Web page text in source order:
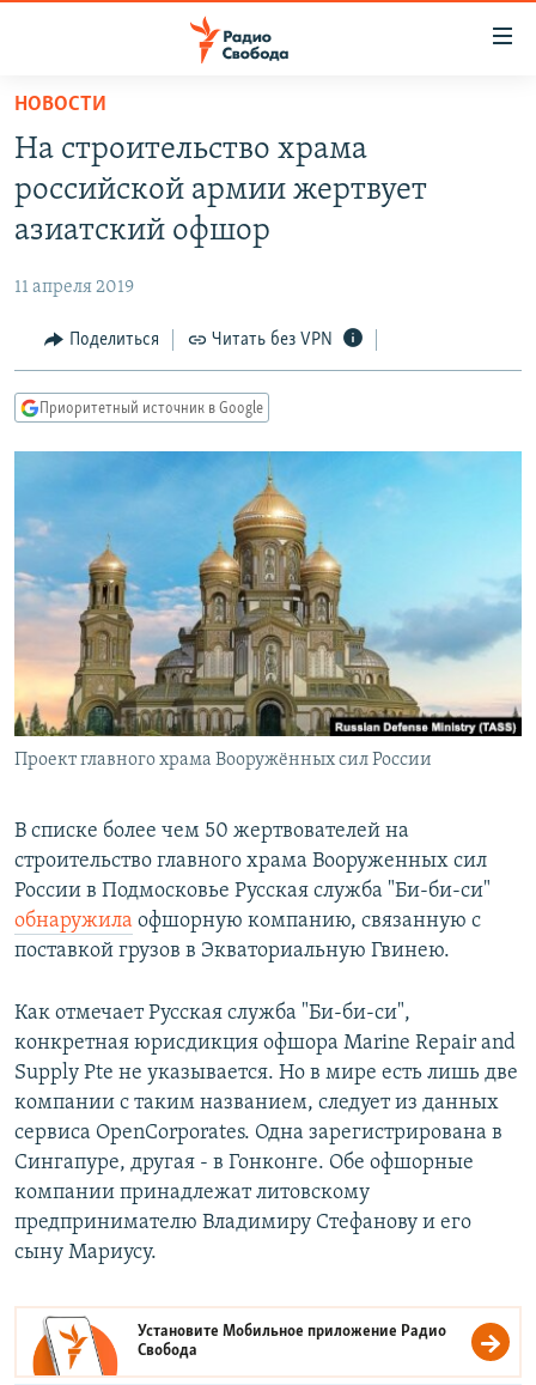
упрощенного
доступа
основному
Вернутся
Вернутся
ПОДКАСТЫ
АВТОРСКИЕ ПРОЕКТЫ
МНЕНИЯ
КУЛЬТУРА
КАВКАЗ.РЕАЛИИ
СИБИРЬ.РЕАЛИИ
РАСПИСАНИЕ ВЕЩАНИЯ
ПОДПИШИТЕСЬ НА РАССЫЛКУ
СОЦИАЛЬНЫЕ СЕТИ
Все сайты РСЕ/РС
НОВОСТИ
На строительство храма
российской армии жертвует
азиатский офшор
11 апреля 2019
Поделиться Читать без VPN
Приоритетный источник в Google
Проект главного храма Вооружённых сил России
В списке более чем 50 жертвователей на
строительство главного храма Вооруженных сил
России в Подмосковье Русская служба "Би-би-си"
обнаружила офшорную компанию, связанную с
поставкой грузов в Экваториальную Гвинею.
Как отмечает Русская служба "Би-би-си",
конкретная юрисдикция офшора Marine Repair and
Supply Pte не указывается. Но в мире есть лишь две
компании с таким названием, следует из данных
сервиса OpenCorporates. Одна зарегистрирована в
Сингапуре, другая - в Гонконге. Обе офшорные
компании принадлежат литовскому
предпринимателю Владимиру Стефанову и его
сыну Мариусу.
Установите Мобильное приложение Радио
Свобода